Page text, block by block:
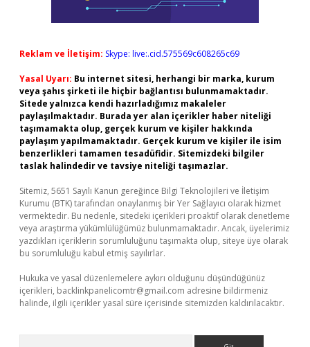
Reklam ve İletişim: Skype: live:.cid.575569c608265c69
Yasal Uyarı: Bu internet sitesi, herhangi bir marka, kurum
veya şahıs şirketi ile hiçbir bağlantısı bulunmamaktadır.
Sitede yalnızca kendi hazırladığımız makaleler
paylaşılmaktadır. Burada yer alan içerikler haber niteliği
taşımamakta olup, gerçek kurum ve kişiler hakkında
paylaşım yapılmamaktadır. Gerçek kurum ve kişiler ile isim
benzerlikleri tamamen tesadüfidir. Sitemizdeki bilgiler
taslak halindedir ve tavsiye niteliği taşımazlar.
Sitemiz, 5651 Sayılı Kanun gereğince Bilgi Teknolojileri ve İletişim
Kurumu (BTK) tarafından onaylanmış bir Yer Sağlayıcı olarak hizmet
vermektedir. Bu nedenle, sitedeki içerikleri proaktif olarak denetleme
veya araştırma yükümlülüğümüz bulunmamaktadır. Ancak, üyelerimiz
yazdıkları içeriklerin sorumluluğunu taşımakta olup, siteye üye olarak
bu sorumluluğu kabul etmiş sayılırlar.
Hukuka ve yasal düzenlemelere aykırı olduğunu düşündüğünüz
içerikleri, backlinkpanelicomtr@gmail.com adresine bildirmeniz
halinde, ilgili içerikler yasal süre içerisinde sitemizden kaldırılacaktır.